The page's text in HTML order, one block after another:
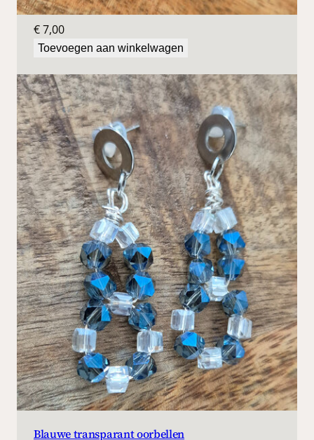
Blauwe oorbellen
€7,00
Toevoegen aan winkelwagen
Blauwe transparant oorbellen